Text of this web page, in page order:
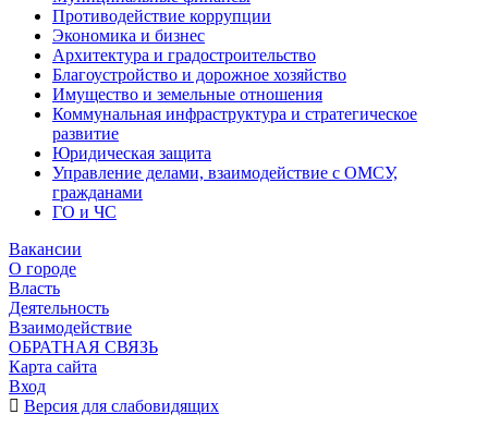
Противодействие коррупции
Экономика и бизнес
Архитектура и градостроительство
Благоустройство и дорожное хозяйство
Имущество и земельные отношения
Коммунальная инфраструктура и стратегическое
развитие
Юридическая защита
Управление делами, взаимодействие с ОМСУ,
гражданами
ГО и ЧС
Вакансии
О городе
Власть
Деятельность
Взаимодействие
ОБРАТНАЯ СВЯЗЬ
Карта сайта
Вход
Версия для слабовидящих